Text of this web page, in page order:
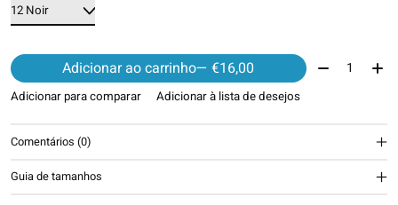
Adicionar ao carrinho — €16,00 Quantidade:
Adicionar para comparar Adicionar à lista de desejos
Comentários (0)
Guia de tamanhos